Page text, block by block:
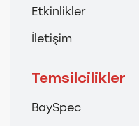
Etkinlikler
İletişim
Temsilcilikler
BaySpec